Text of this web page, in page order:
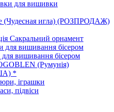
для вишивки
(Чудесная игла) (РОЗПРОДАЖ)
Сакральний орнамент
для вишивання бісером
вишивання бісером
(Румунія)
*
іграшки
підвіси